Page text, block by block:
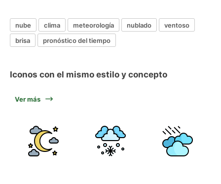
nube clima meteorología nublado
ventoso
brisa
pronóstico del tiempo
Iconos con el mismo estilo y concepto
Ver más